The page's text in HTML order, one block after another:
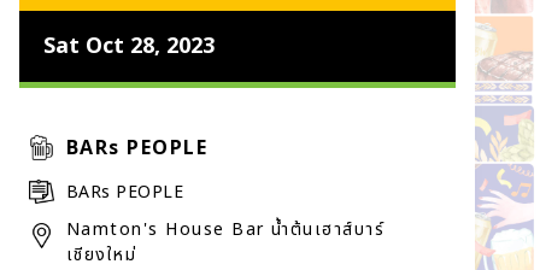
Sat Oct 28, 2023
BARs PEOPLE
BARs PEOPLE
Namton's House Bar น้ำต้นเฮาส์บาร์
เชียงใหม่